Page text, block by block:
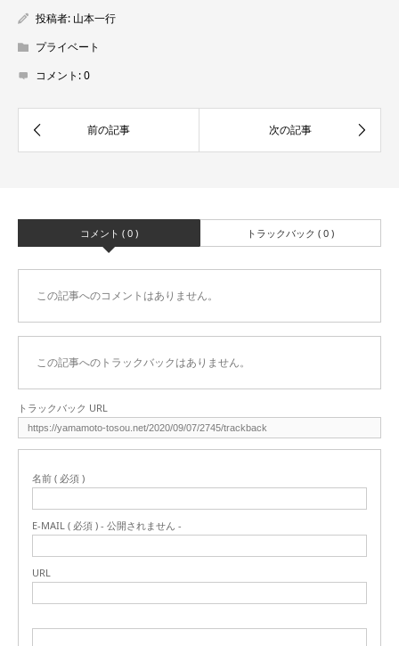
投稿者: 山本一行
プライベート
コメント:0
コメント ( 0 ) トラックバック ( 0 )
この記事へのコメントはありません。
この記事へのトラックバックはありません。
トラックバック URL
名前 ( 必須 )
E-MAIL ( 必須 ) - 公開されません -
URL